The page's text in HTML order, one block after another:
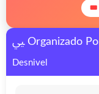
🎟
Organizado
Desnivel